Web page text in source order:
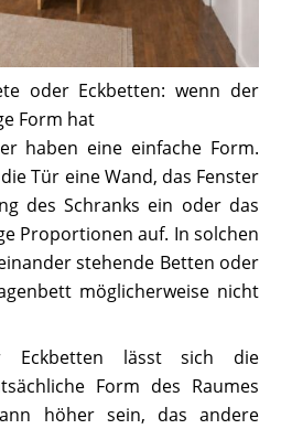
oder Eckbetten: wenn der
Form hat
haben eine einfache Form.
Tür eine Wand, das Fenster
des Schranks ein oder das
Proportionen auf. In solchen
stehende Betten oder
möglicherweise nicht
Eckbetten lässt sich die
Form des Raumes
höher sein, das andere